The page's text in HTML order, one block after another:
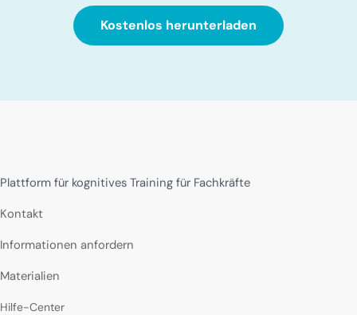
Kostenlos herunterladen
Plattform für kognitives Training für Fachkräfte
Kontakt
Informationen anfordern
Materialien
Hilfe-Center